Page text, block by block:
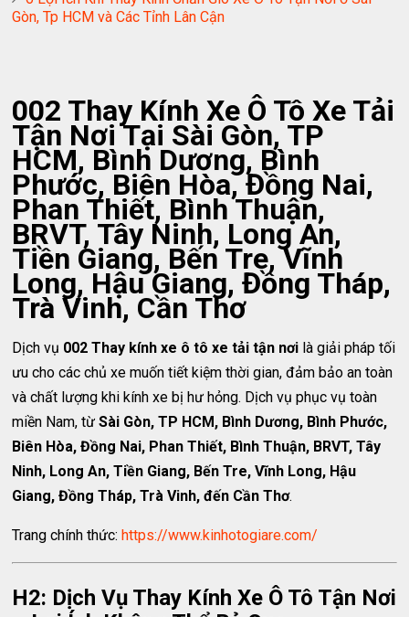
Gòn, Tp HCM và Các Tỉnh Lân Cận
002 Thay Kính Xe Ô Tô Xe Tải
Tận Nơi Tại Sài Gòn, TP
HCM, Bình Dương, Bình
Phước, Biên Hòa, Đồng Nai,
Phan Thiết, Bình Thuận,
BRVT, Tây Ninh, Long An,
Tiền Giang, Bến Tre, Vĩnh
Long, Hậu Giang, Đồng Tháp,
Trà Vinh, Cần Thơ
Dịch vụ 002 Thay kính xe ô tô xe tải tận nơi là giải pháp tối
ưu cho các chủ xe muốn tiết kiệm thời gian, đảm bảo an toàn
và chất lượng khi kính xe bị hư hỏng. Dịch vụ phục vụ toàn
miền Nam, từSài Gòn, TP HCM, Bình Dương, Bình Phước,
Biên Hòa, Đồng Nai, Phan Thiết, Bình Thuận, BRVT, Tây
Ninh, Long An, Tiền Giang, Bến Tre, Vĩnh Long, Hậu
Giang, Đồng Tháp, Trà Vinh, đến Cần Thơ.
Trang chính thức:https://www.kinhotogiare.com/
H2: Dịch Vụ Thay Kính Xe Ô Tô Tận Nơi